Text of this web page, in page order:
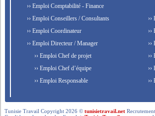
›› Emploi Comptabilité - Finance
›› Emploi Conseillers / Consultants
›› Emploi Coordinateur
›› Emploi Directeur / Manager
›› Emploi Chef de projet
›› Emploi Chef d’équipe
›› Emploi Responsable
Tunisie Travail Copyright 2026 ©tunisietravail.net